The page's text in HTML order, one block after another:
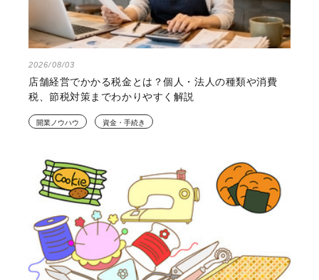
2026/08/03
店舗経営でかかる税金とは？個人・法人の種類や消費
税、節税対策までわかりやすく解説
開業ノウハウ 資金・手続き